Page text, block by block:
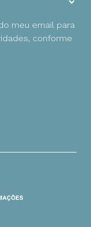
meu email para
conforme